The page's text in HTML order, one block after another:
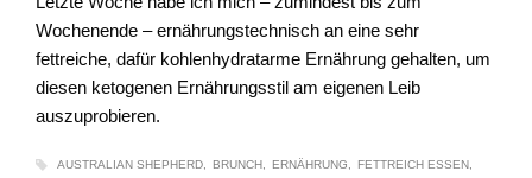
Wochenende – ernährungstechnisch an eine sehr
fettreiche, dafür kohlenhydratarme Ernährung gehalten, um
diesen ketogenen Ernährungsstil am eigenen Leib
auszuprobieren.
AUSTRALIAN SHEPHERD BRUNCH ERNÄHRUNG
FETTREICH ESSEN